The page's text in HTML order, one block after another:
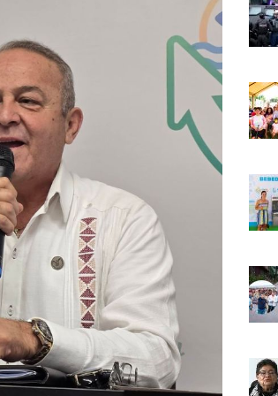
En Mayo, Junio Y Julio
Por Una Oferta De Trabajo
Virgen De Guadalupe
Millones De Árboles
Años En Puerto Vallarta
De Enfermedad En Jalisco
Nuevo Auditorio
En Puerto Vallarta
Cargos Y Objetivos Prioritarios
En Puerto Vallarta
Residuales Al Mar
Históricos
Será Financiado Por Privados
Quiénes Aplica Y Cómo Tramitarlas?
Tlaquepaque (VIDEO)
A Puerto Vallarta Y Tomatlán